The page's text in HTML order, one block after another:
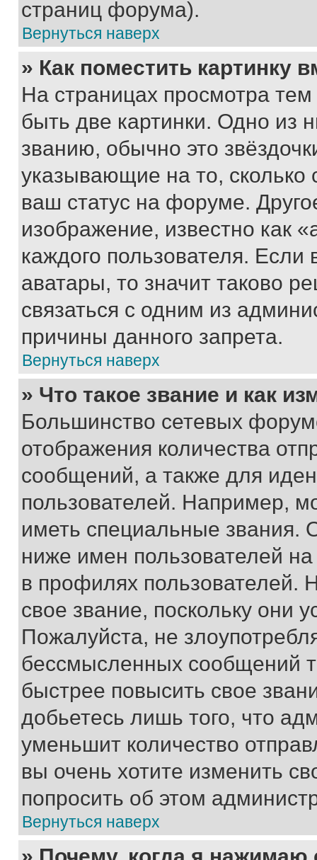
страниц форума).
Вернуться наверх
» Как поместить картинку
На страницах просмотра
быть две картинки. Одно из
званию, обычно это
указывающие на то,
ваш статус на форуме.
изображение, известно как
каждого пользователя.
аватары, то значит таково
связаться с одним из
причины данного запрета.
Вернуться наверх
» Что такое звание и как
Большинство сетевых
отображения количества
сообщений, а также для
пользователей. Например,
иметь специальные звания.
ниже имен пользователей
в профилях
свое звание, поскольку они
Пожалуйста, не
бессмысленных сообщений
быстрее повысить свое
добьетесь лишь того, что
уменьшит количество
вы очень хотите изменить
попросить об этом
Вернуться наверх